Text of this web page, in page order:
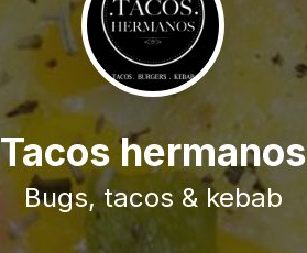
Tacos hermanos
Bugs, tacos & kebab